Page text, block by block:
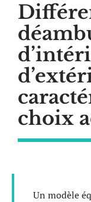
choix
Un modèle